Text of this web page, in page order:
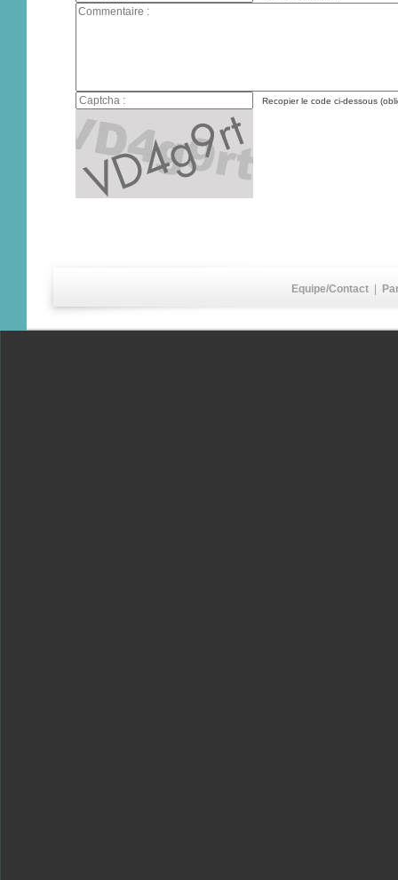
Recopier le code ci-dessous
Equipe/Contact